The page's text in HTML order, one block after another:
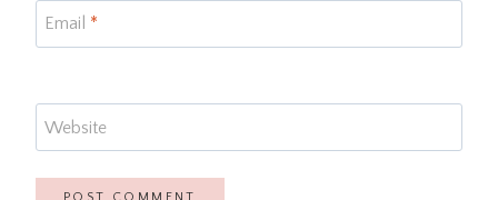
Email *
Website